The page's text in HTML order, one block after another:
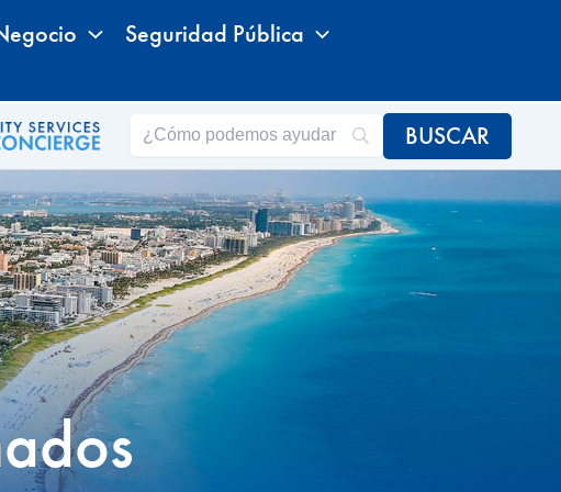
Seguridad Pública